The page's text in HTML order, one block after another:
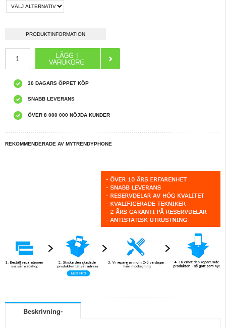
PRODUKTINFORMATION
30 DAGARS ÖPPET KÖP
SNABB LEVERANS
ÖVER 8 000 000 NÖJDA KUNDER
REKOMMENDERADE AV MYTRENDYPHONE
Beskrivning-